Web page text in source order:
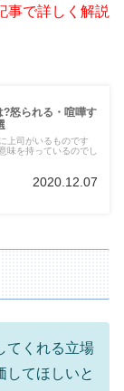
で詳しく解説
?怒られる・喧嘩す
上司がいるものです
味を持っているのでし
2020.12.07
てくれる立場
してほしいと